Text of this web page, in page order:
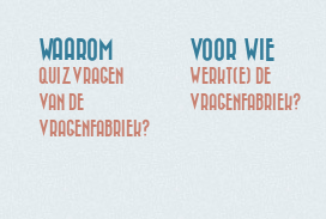
WAAROM
QUIZVRAGEN
VAN DE
VRAGENFABRIEK?
VOOR WIE
WERKT(E) DE
VRAGENFABRIEK?